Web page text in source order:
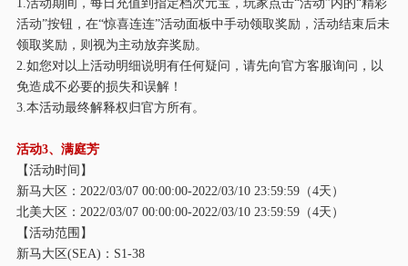
活动”按钮，在“惊喜连连”活动面板中手动领取奖励，活动结束后未
领取奖励，则视为主动放弃奖励。
2.如您对以上活动明细说明有任何疑问，请先向官方客服询问，以
免造成不必要的损失和误解！
3.本活动最终解释权归官方所有。
活动3、满庭芳
【活动时间】
新马大区： 2022/03/07 00:00:00-2022/03/10 23:59:59（4天）
北美大区： 2022/03/07 00:00:00-2022/03/10 23:59:59（4天）
【活动范围】
新马大区(SEA)：S1-38